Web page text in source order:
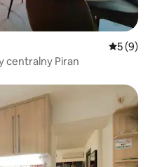
Średnia
5 (9)
centralny Piran
gości